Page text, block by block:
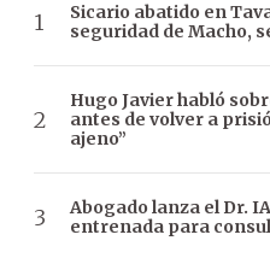
Sicario abatido en
seguridad de Macho,
Hugo Javier habló
antes de volver a
ajeno”
Abogado lanza el Dr.
entrenada para